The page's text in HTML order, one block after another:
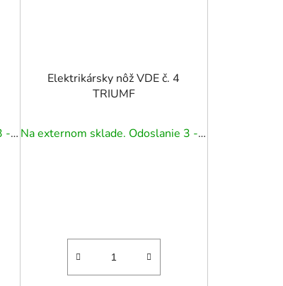
Na externom sklade. Odoslanie 3 - 5 prac. dní.
Elektrikársky nôž VDE č. 4
TRIUMF
Na externom sklade. Odoslanie 3 - 5 prac. dní.